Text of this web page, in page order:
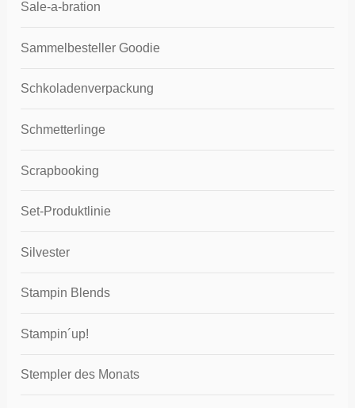
Sale-a-bration
Sammelbesteller Goodie
Schkoladenverpackung
Schmetterlinge
Scrapbooking
Set-Produktlinie
Silvester
Stampin Blends
Stampin´up!
Stempler des Monats